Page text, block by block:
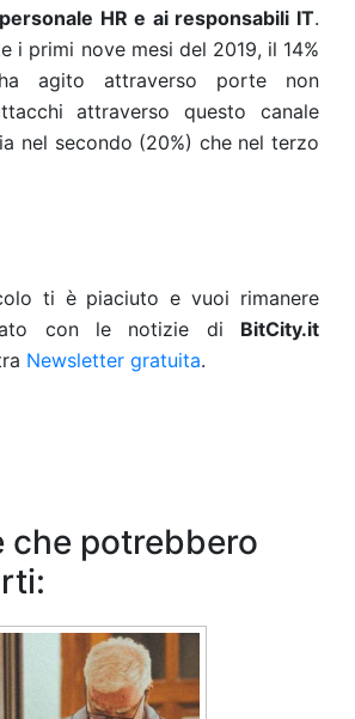
HR e ai responsabili IT.
i primi nove mesi del 2019, il 14%
agito attraverso porte non
attraverso questo canale
nel secondo (20%) che nel terzo
ti è piaciuto e vuoi rimanere
con le notizie di BitCity.it
Newsletter gratuita.
che potrebbero